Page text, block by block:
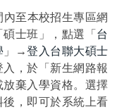
至本校招生專區網
碩士班」，點選「 台
」 →登入台聯大碩士
入，於「新生網路報
棄入學資格。選擇
，即可於系統上看